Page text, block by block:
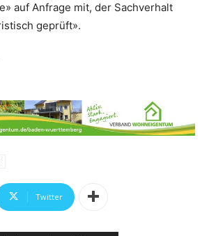
auf Anfrage mit, der Sachverhalt
geprüft».
Twitter